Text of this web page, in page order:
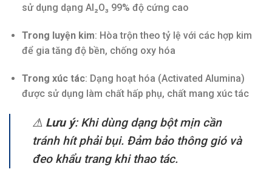
sử dụng dạng Al₂O₃ 99% độ cứng cao
Trong luyện kim: Hòa trộn theo tỷ lệ với các hợp kim
để gia tăng độ bền, chống oxy hóa
Trong xúc tác: Dạng hoạt hóa (Activated Alumina)
được sử dụng làm chất hấp phụ, chất mang xúc tác
⚠ Lưu ý: Khi dùng dạng bột mịn cần
tránh hít phải bụi. Đảm bảo thông gió và
đeo khẩu trang khi thao tác.